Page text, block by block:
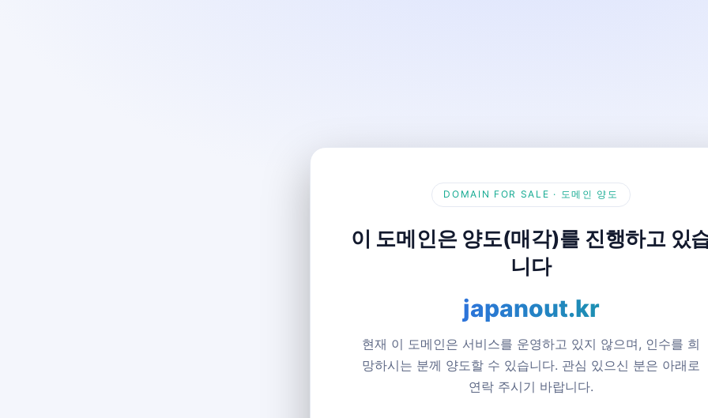
DOMAIN FOR SALE · 도메인 양도
이 도메인은 양도(매각)를 진행하고 있
니다
japanout.kr
현재 이 도메인은 서비스를 운영하고 있지 않으며, 인수를 희
망하시는 분께 양도할 수 있습니다. 관심 있으신 분은 아래로
연락 주시기 바랍니다.